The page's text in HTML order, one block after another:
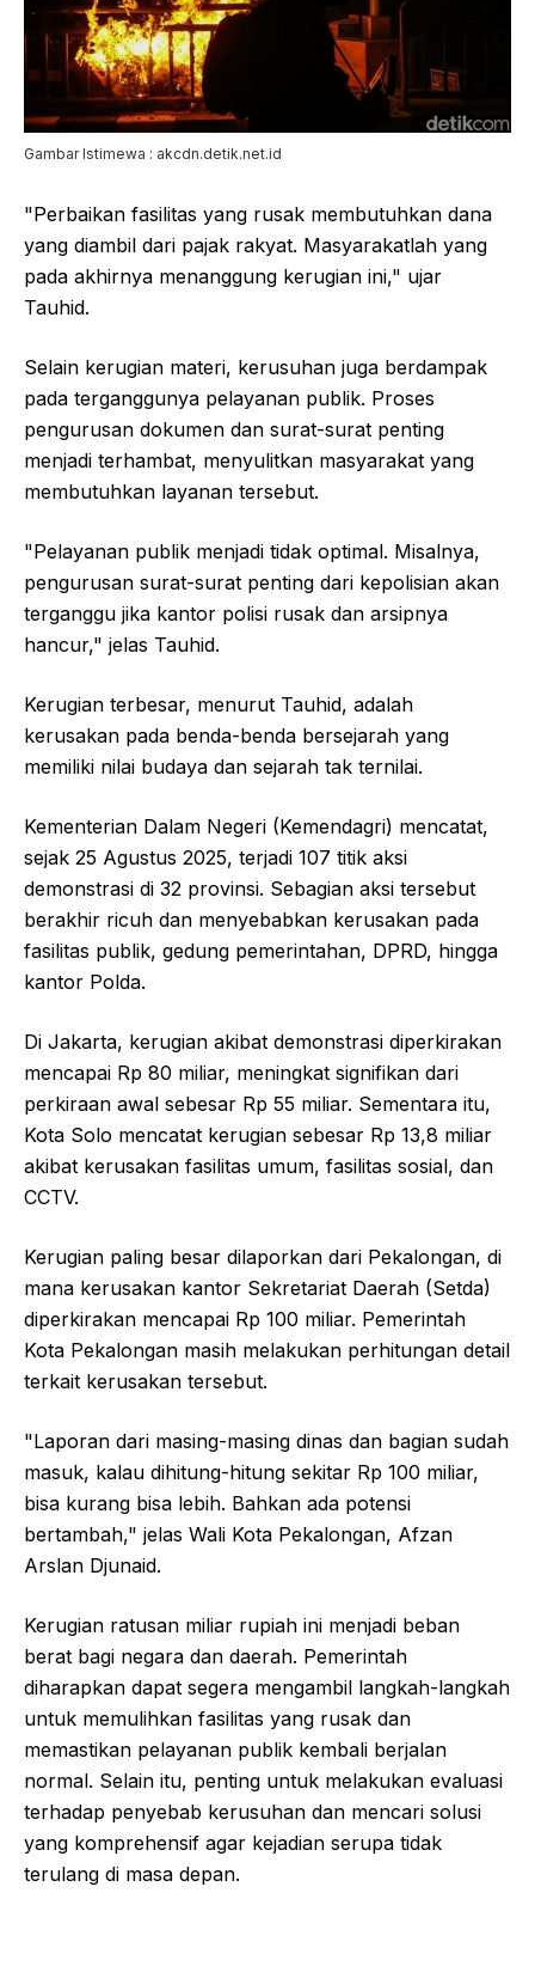
Gambar Istimewa : akcdn.detik.net.id
"Perbaikan fasilitas yang rusak membutuhkan dana
yang diambil dari pajak rakyat. Masyarakatlah yang
pada akhirnya menanggung kerugian ini," ujar
Tauhid.
Selain kerugian materi, kerusuhan juga berdampak
pada terganggunya pelayanan publik. Proses
pengurusan dokumen dan surat-surat penting
menjadi terhambat, menyulitkan masyarakat yang
membutuhkan layanan tersebut.
"Pelayanan publik menjadi tidak optimal. Misalnya,
pengurusan surat-surat penting dari kepolisian akan
terganggu jika kantor polisi rusak dan arsipnya
hancur," jelas Tauhid.
Kerugian terbesar, menurut Tauhid, adalah
kerusakan pada benda-benda bersejarah yang
memiliki nilai budaya dan sejarah tak ternilai.
Kementerian Dalam Negeri (Kemendagri) mencatat,
sejak 25 Agustus 2025, terjadi 107 titik aksi
demonstrasi di 32 provinsi. Sebagian aksi tersebut
berakhir ricuh dan menyebabkan kerusakan pada
fasilitas publik, gedung pemerintahan, DPRD, hingga
kantor Polda.
Di Jakarta, kerugian akibat demonstrasi diperkirakan
mencapai Rp 80 miliar, meningkat signifikan dari
perkiraan awal sebesar Rp 55 miliar. Sementara itu,
Kota Solo mencatat kerugian sebesar Rp 13,8 miliar
akibat kerusakan fasilitas umum, fasilitas sosial, dan
CCTV.
Kerugian paling besar dilaporkan dari Pekalongan, di
mana kerusakan kantor Sekretariat Daerah (Setda)
diperkirakan mencapai Rp 100 miliar. Pemerintah
Kota Pekalongan masih melakukan perhitungan detail
terkait kerusakan tersebut.
"Laporan dari masing-masing dinas dan bagian sudah
masuk, kalau dihitung-hitung sekitar Rp 100 miliar,
bisa kurang bisa lebih. Bahkan ada potensi
bertambah," jelas Wali Kota Pekalongan, Afzan
Arslan Djunaid.
Kerugian ratusan miliar rupiah ini menjadi beban
berat bagi negara dan daerah. Pemerintah
diharapkan dapat segera mengambil langkah-langkah
untuk memulihkan fasilitas yang rusak dan
memastikan pelayanan publik kembali berjalan
normal. Selain itu, penting untuk melakukan evaluasi
terhadap penyebab kerusuhan dan mencari solusi
yang komprehensif agar kejadian serupa tidak
terulang di masa depan.